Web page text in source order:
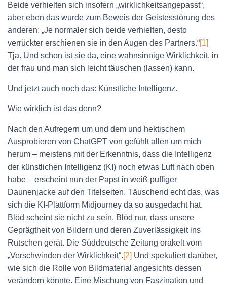
Beide verhielten sich insofern „wirklichkeitsangepasst“,
aber eben das wurde zum Beweis der Geistesstörung des
anderen: „Je normaler sich beide verhielten, desto
verrückter erschienen sie in den Augen des Partners.“[1]
Tja. Und schon ist sie da, eine wahnsinnige Wirklichkeit, in
der frau und man sich leicht täuschen (lassen) kann.
Und jetzt auch noch das: Künstliche Intelligenz.
Wie wirklich ist das denn?
Nach den Aufregern um und dem und hektischem
Ausprobieren von ChatGPT von gefühlt allen um mich
herum – meistens mit der Erkenntnis, dass die Intelligenz
der künstlichen Intelligenz (KI) noch etwas Luft nach oben
habe – erscheint nun der Papst in weiß puffiger
Daunenjacke auf den Titelseiten. Täuschend echt das, was
sich die KI-Plattform Midjourney da so ausgedacht hat.
Blöd scheint sie nicht zu sein. Blöd nur, dass unsere
Geprägtheit von Bildern und deren Zuverlässigkeit ins
Rutschen gerät. Die Süddeutsche Zeitung orakelt vom
„Verschwinden der Wirklichkeit“.[2] Und spekuliert darüber,
wie sich die Rolle von Bildmaterial angesichts dessen
verändern könnte. Eine Mischung von Faszination und